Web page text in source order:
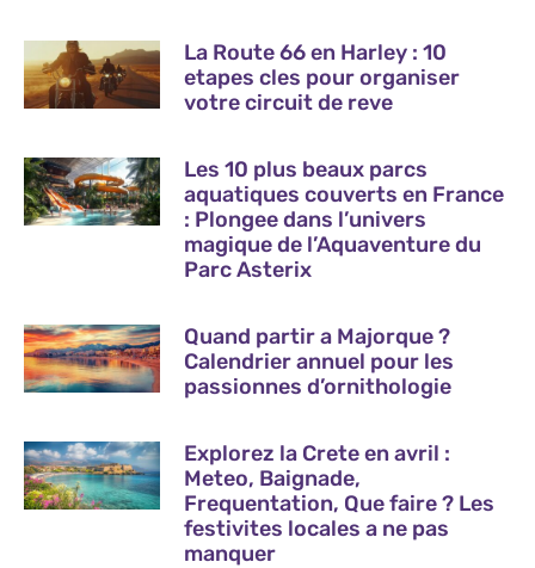
La Route 66 en Harley : 10
etapes cles pour organiser
votre circuit de reve
Les 10 plus beaux parcs
aquatiques couverts en France
: Plongee dans l’univers
magique de l’Aquaventure du
Parc Asterix
Quand partir a Majorque ?
Calendrier annuel pour les
passionnes d’ornithologie
Explorez la Crete en avril :
Meteo, Baignade,
Frequentation, Que faire ? Les
festivites locales a ne pas
manquer